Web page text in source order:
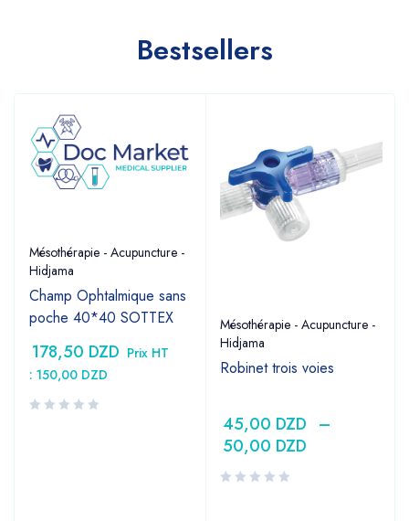
Bestsellers
Mésothérapie - Acupuncture -
Hidjama
Champ Ophtalmique sans
poche 40*40 SOTTEX
178,50 DZD Prix HT
: 150,00 DZD
Mésothérapie - Acupuncture -
Hidjama
Robinet trois voies
45,00 DZD –
50,00 DZD